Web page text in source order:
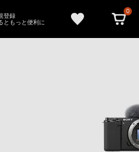
登録
ともっと便利に
0